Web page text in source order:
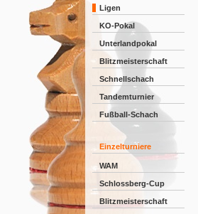
Ligen
KO-Pokal
Unterlandpokal
Blitzmeisterschaft
Schnellschach
Tandemturnier
Fußball-Schach
Einzelturniere
WAM
Schlossberg-Cup
Blitzmeisterschaft